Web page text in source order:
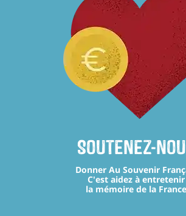
Soutenez-
Donner Au Souvenir
C'est aidez à entretenir
la mémoire de la France